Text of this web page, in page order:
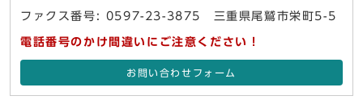
ファクス番号: 0597-23-3875 三重県尾鷲市栄町5-5
電話番号のかけ間違いにご注意ください！
お問い合わせフォーム